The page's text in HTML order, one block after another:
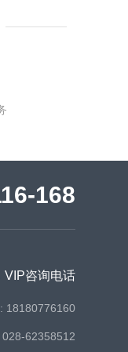
168
VIP咨询电话
62358512